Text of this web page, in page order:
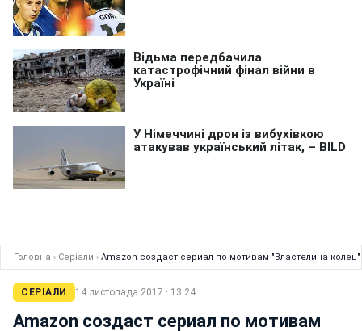
Головна › Серіали › Amazon создаст сериал по мотивам "Властелина колец"
СЕРІАЛИ 14 листопада 2017 · 13:24
Amazon создаст сериал по мотивам